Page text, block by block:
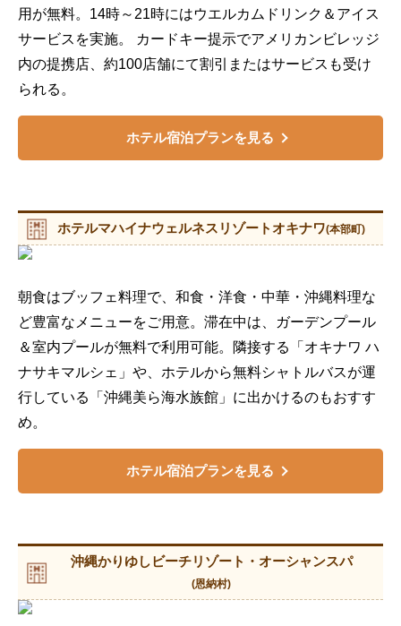
用が無料。14時～21時にはウエルカムドリンク＆アイス
サービスを実施。 カードキー提示でアメリカンビレッジ
内の提携店、約100店舗にて割引またはサービスも受け
られる。
ホテル宿泊プランを見る
ホテルマハイナウェルネスリゾートオキナワ(本部町)
朝食はブッフェ料理で、和食・洋食・中華・沖縄料理な
ど豊富なメニューをご用意。滞在中は、ガーデンプール
＆室内プールが無料で利用可能。隣接する「オキナワ ハ
ナサキマルシェ」や、ホテルから無料シャトルバスが運
行している「沖縄美ら海水族館」に出かけるのもおすす
め。
ホテル宿泊プランを見る
沖縄かりゆしビーチリゾート・オーシャンスパ
(恩納村)